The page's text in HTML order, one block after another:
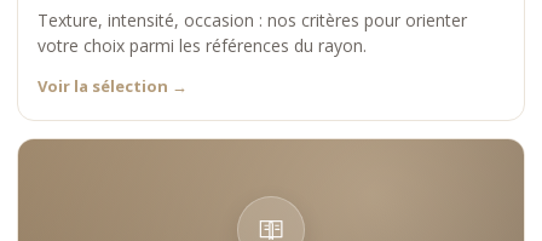
Texture, intensité, occasion : nos critères pour orienter
votre choix parmi les références du rayon.
Voir la sélection →